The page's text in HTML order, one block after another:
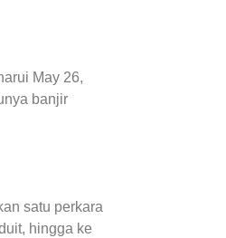
May 26,
banjir
satu perkara
hingga ke